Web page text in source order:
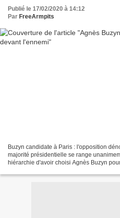
Publié le 17/02/2020 à 14:12
Par FreeArmpits
Buzyn candidate à Paris : l'opposition
majorité présidentielle se range
hiérarchie d'avoir choisi Agnès Buzyn